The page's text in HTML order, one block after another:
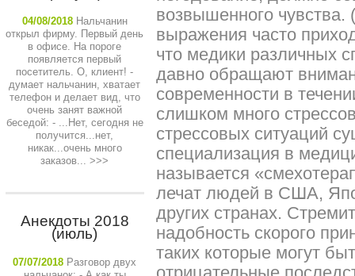
04/08/2018 Нальчанин
открыл фирму. Первый день
в офисе. На пороге
появляется первый
посетитель. О, клиент! -
думает нальчанин, хватает
телефон и делает вид, что
очень занят важной
беседой: - ...Нет, сегодня не
получится...нет,
никак...очень много
заказов... >>>
Анекдоты 2018
(июль)
07/07/2018 Разговор двух
возвышенного
выражения часто
что медики различных
давно обращают
современности в
слишком много
стрессовых ситуаций
специализация в
называется
лечат людей в США,
других странах.
надобность скорого
таких которые могут